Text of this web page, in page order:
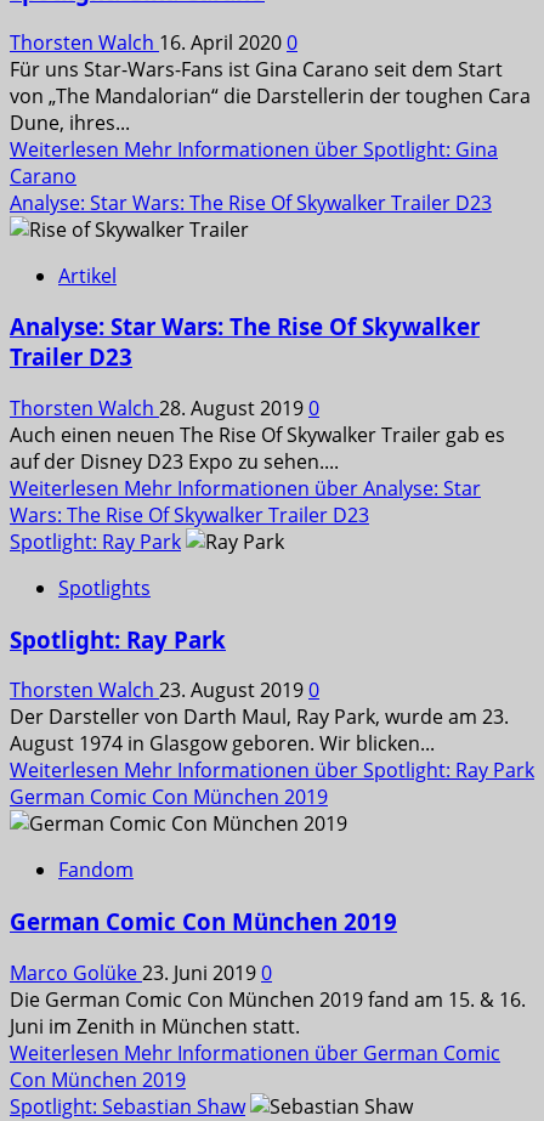
Thorsten Walch 16. April 20200
Für uns Star-Wars-Fans ist Gina Carano seit dem Start
von „The Mandalorian“ die Darstellerin der toughen Cara
Dune, ihres...
Weiterlesen Mehr Informationen über Spotlight: Gina
Carano
Analyse: Star Wars: The Rise Of Skywalker Trailer D23
Artikel
Analyse: Star Wars: The Rise Of Skywalker
Trailer D23
Thorsten Walch 28. August 20190
Auch einen neuen The Rise Of Skywalker Trailer gab es
auf der Disney D23 Expo zu sehen....
Weiterlesen Mehr Informationen über Analyse: Star
Wars: The Rise Of Skywalker Trailer D23
Spotlight: Ray Park
Spotlights
Spotlight: Ray Park
Thorsten Walch 23. August 20190
Der Darsteller von Darth Maul, Ray Park, wurde am 23.
August 1974 in Glasgow geboren. Wir blicken...
Weiterlesen Mehr Informationen über Spotlight: Ray Park
German Comic Con München 2019
Fandom
German Comic Con München 2019
Marco Golüke23. Juni 20190
Die German Comic Con München 2019 fand am 15. & 16.
Juni im Zenith in München statt.
Weiterlesen Mehr Informationen über German Comic
Con München 2019
Spotlight: Sebastian Shaw